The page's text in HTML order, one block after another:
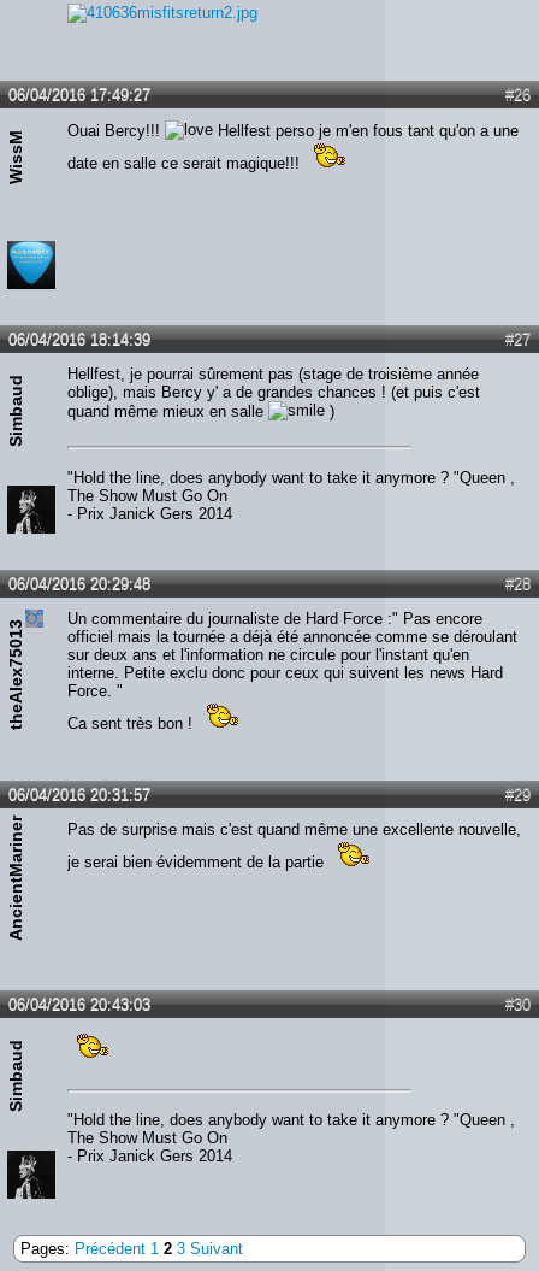
#26
06/04/2016 17:49:27
WissM Ouai Bercy!!!
Hellfest perso je m'en fous tant qu'on a une
date en salle ce serait magique!!!
#27
06/04/2016 18:14:39
Simbaud
Hellfest, je pourrai sûrement pas (stage de troisième année
oblige), mais Bercy y' a de grandes chances ! (et puis c'est
quand même mieux en salle
)
"Hold the line, does anybody want to take it anymore ? "Queen ,
The Show Must Go On
- Prix Janick Gers 2014
#28
06/04/2016 20:29:48
theAlex75013
Un commentaire du journaliste de Hard Force :" Pas encore
officiel mais la tournée a déjà été annoncée comme se déroulant
sur deux ans et l'information ne circule pour l'instant qu'en
interne. Petite exclu donc pour ceux qui suivent les news Hard
Force. "
Ca sent très bon !
#29
06/04/2016 20:31:57
AncientMariner
Pas de surprise mais c'est quand même une excellente nouvelle,
je serai bien évidemment de la partie
#30
06/04/2016 20:43:03
Simbaud
"Hold the line, does anybody want to take it anymore ? "Queen ,
The Show Must Go On
- Prix Janick Gers 2014
Pages: Précédent 1 2 3 Suivant